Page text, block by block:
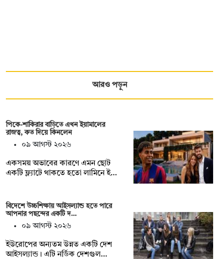
আরও পড়ুন
পিকে-শাকিরার বাড়িতে এখন ইয়ামালের
রাজত্ব, কত দিয়ে কিনলেন
০৯ আগস্ট ২০২৬
একসময় অভাবের কারণে এমন ছোট
একটি ফ্ল্যাটে থাকতে হতো লামিনে ই…
বিদেশে উচ্চশিক্ষায় আইসল্যান্ড হতে পারে
আপনার পছন্দের একটি দ…
০৯ আগস্ট ২০২৬
ইউরোপের অন্যতম উন্নত একটি দেশ
আইসল্যান্ড। এটি নর্ডিক দেশগুল…